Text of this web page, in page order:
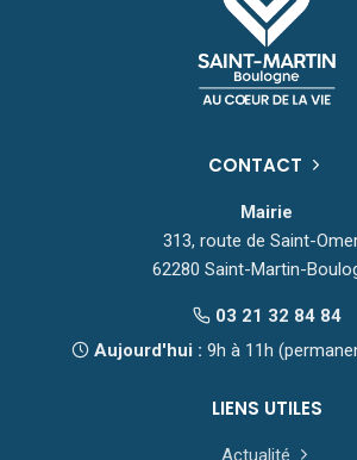
CONTACT
Mairie
313, route de Saint-
62280 Saint-Martin-
03 21 32 84 84
Aujourd'hui : 9h à 11h
LIENS UTILES
Actualité